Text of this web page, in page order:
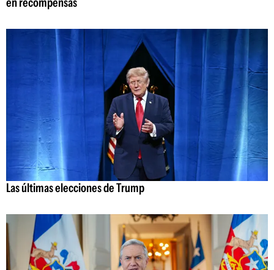
Las últimas elecciones de Trump